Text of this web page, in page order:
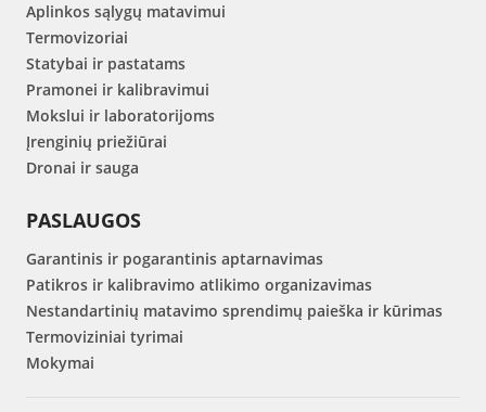
Aplinkos sąlygų matavimui
Termovizoriai
Statybai ir pastatams
Pramonei ir kalibravimui
Mokslui ir laboratorijoms
Įrenginių priežiūrai
Dronai ir sauga
PASLAUGOS
Garantinis ir pogarantinis aptarnavimas
Patikros ir kalibravimo atlikimo organizavimas
Nestandartinių matavimo sprendimų paieška ir kūrimas
Termoviziniai tyrimai
Mokymai